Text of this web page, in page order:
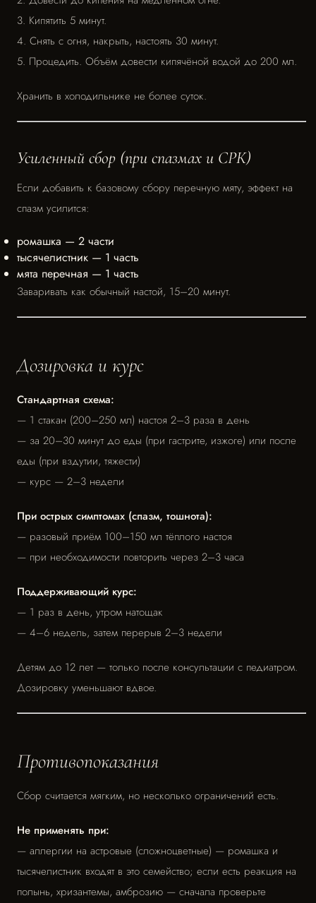
3. Кипятить 5 минут.
4. Снять с огня, накрыть, настоять 30 минут.
5. Процедить. Объём довести кипячёной водой до 200 мл.
Хранить в холодильнике не более суток.
Усиленный сбор (при спазмах и СРК)
Если добавить к базовому сбору перечную мяту, эффект на
спазм усилится:
ромашка — 2 части
тысячелистник — 1 часть
мята перечная — 1 часть
Заваривать как обычный настой, 15–20 минут.
Дозировка и курс
Стандартная схема:
— 1 стакан (200–250 мл) настоя 2–3 раза в день
— за 20–30 минут до еды (при гастрите, изжоге) или после
еды (при вздутии, тяжести)
— курс — 2–3 недели
При острых симптомах (спазм, тошнота):
— разовый приём 100–150 мл тёплого настоя
— при необходимости повторить через 2–3 часа
Поддерживающий курс:
— 1 раз в день, утром натощак
— 4–6 недель, затем перерыв 2–3 недели
Детям до 12 лет — только после консультации с педиатром.
Дозировку уменьшают вдвое.
Противопоказания
Сбор считается мягким, но несколько ограничений есть.
Не применять при:
— аллергии на астровые (сложноцветные) — ромашка и
тысячелистник входят в это семейство; если есть реакция на
полынь, хризантемы, амброзию — сначала проверьте